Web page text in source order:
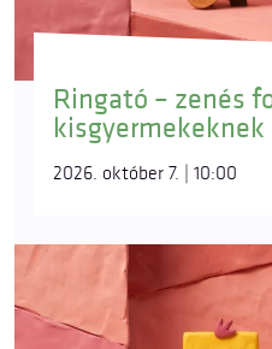
Ringató – zenés
kisgyermekeknek
2026. október 7. | 10:00